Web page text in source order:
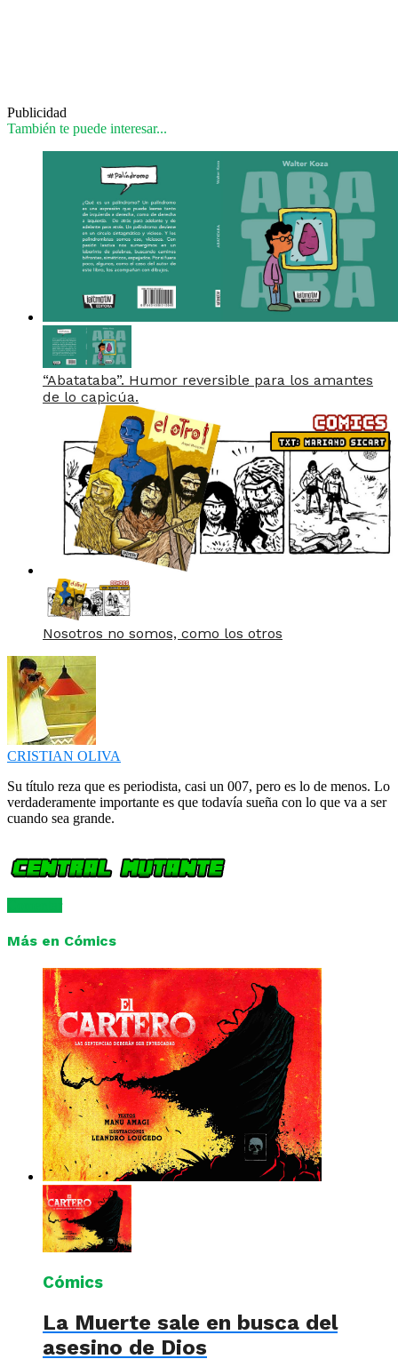
Publicidad
También te puede interesar...
“Abatataba”. Humor reversible para los amantes
de lo capicúa.
Nosotros no somos, como los otros
CRISTIAN OLIVA
Su título reza que es periodista, casi un 007, pero es lo de menos. Lo
verdaderamente importante es que todavía sueña con lo que va a ser
cuando sea grande.
Más en Cómics
Cómics
La Muerte sale en busca del
asesino de Dios